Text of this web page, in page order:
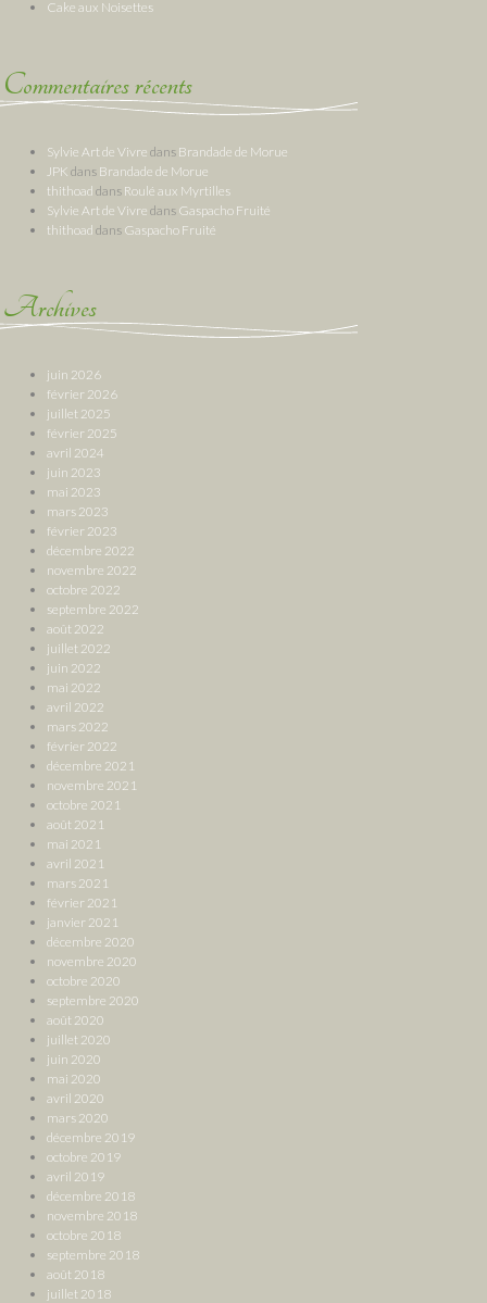
Cake aux Noisettes
Commentaires récents
Sylvie Art de Vivre dans Brandade de Morue
JPK dans Brandade de Morue
thithoad dans Roulé aux Myrtilles
Sylvie Art de Vivre dans Gaspacho Fruité
thithoad dans Gaspacho Fruité
Archives
juin 2026
février 2026
juillet 2025
février 2025
avril 2024
juin 2023
mai 2023
mars 2023
février 2023
décembre 2022
novembre 2022
octobre 2022
septembre 2022
août 2022
juillet 2022
juin 2022
mai 2022
avril 2022
mars 2022
février 2022
décembre 2021
novembre 2021
octobre 2021
août 2021
mai 2021
avril 2021
mars 2021
février 2021
janvier 2021
décembre 2020
novembre 2020
octobre 2020
septembre 2020
août 2020
juillet 2020
juin 2020
mai 2020
avril 2020
mars 2020
décembre 2019
octobre 2019
avril 2019
décembre 2018
novembre 2018
octobre 2018
septembre 2018
août 2018
juillet 2018